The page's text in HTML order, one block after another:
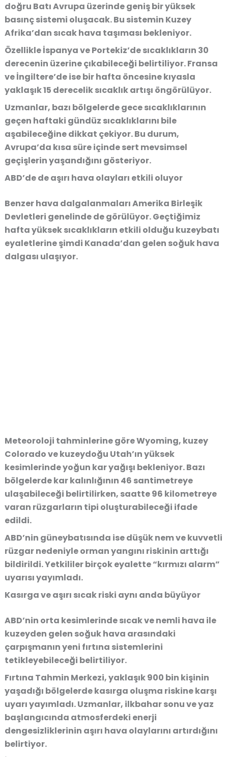
doğru Batı Avrupa üzerinde geniş bir yüksek
basınç sistemi oluşacak. Bu sistemin Kuzey
Afrika’dan sıcak hava taşıması bekleniyor.
Özellikle İspanya ve Portekiz’de sıcaklıkların 30
derecenin üzerine çıkabileceği belirtiliyor. Fransa
ve İngiltere’de ise bir hafta öncesine kıyasla
yaklaşık 15 derecelik sıcaklık artışı öngörülüyor.
Uzmanlar, bazı bölgelerde gece sıcaklıklarının
geçen haftaki gündüz sıcaklıklarını bile
aşabileceğine dikkat çekiyor. Bu durum,
Avrupa’da kısa süre içinde sert mevsimsel
geçişlerin yaşandığını gösteriyor.
ABD’de de aşırı hava olayları etkili oluyor
Benzer hava dalgalanmaları Amerika Birleşik
Devletleri genelinde de görülüyor. Geçtiğimiz
hafta yüksek sıcaklıkların etkili olduğu kuzeybatı
eyaletlerine şimdi Kanada’dan gelen soğuk hava
dalgası ulaşıyor.
Meteoroloji tahminlerine göre Wyoming, kuzey
Colorado ve kuzeydoğu Utah’ın yüksek
kesimlerinde yoğun kar yağışı bekleniyor. Bazı
bölgelerde kar kalınlığının 46 santimetreye
ulaşabileceği belirtilirken, saatte 96 kilometreye
varan rüzgarların tipi oluşturabileceği ifade
edildi.
ABD’nin güneybatısında ise düşük nem ve kuvvetli
rüzgar nedeniyle orman yangını riskinin arttığı
bildirildi. Yetkililer birçok eyalette “kırmızı alarm”
uyarısı yayımladı.
Kasırga ve aşırı sıcak riski aynı anda büyüyor
ABD’nin orta kesimlerinde sıcak ve nemli hava ile
kuzeyden gelen soğuk hava arasındaki
çarpışmanın yeni fırtına sistemlerini
tetikleyebileceği belirtiliyor.
Fırtına Tahmin Merkezi, yaklaşık 900 bin kişinin
yaşadığı bölgelerde kasırga oluşma riskine karşı
uyarı yayımladı. Uzmanlar, ilkbahar sonu ve yaz
başlangıcında atmosferdeki enerji
dengesizliklerinin aşırı hava olaylarını artırdığını
belirtiyor.